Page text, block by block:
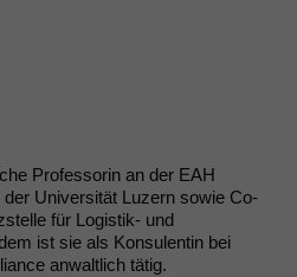
Professorin an der EAH
Universität Luzern sowie Co-
für Logistik- und
ist sie als Konsulentin bei
anwaltlich tätig.